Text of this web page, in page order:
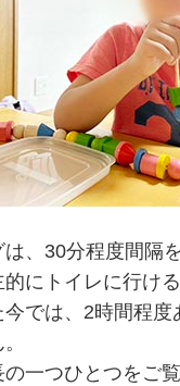
は、30分程度間隔
にトイレに行け
では、2時間程
一つひとつをご